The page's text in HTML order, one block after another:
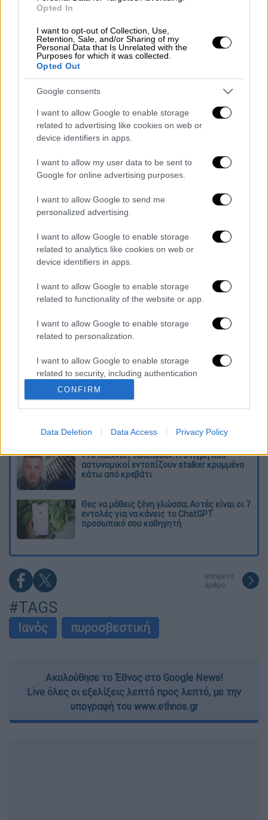
Opted In
I want to opt-out of Collection, Use,
Retention, Sale, and/or Sharing of my
Personal Data that Is Unrelated with the
Purposes for which it was collected.
Opted Out
Google consents
I want to allow Google to enable storage
related to advertising like cookies on web or
device identifiers in apps.
I want to allow my user data to be sent to
Google for online advertising purposes.
I want to allow Google to send me
personalized advertising.
I want to allow Google to enable storage
related to analytics like cookies on web or
device identifiers in apps.
I want to allow Google to enable storage
related to functionality of the website or app.
I want to allow Google to enable storage
related to personalization.
I want to allow Google to enable storage
related to security, including authentication
functionality and fraud prevention, and other
user protection.
CONFIRM
Data Deletion Data Access Privacy Policy
Ζάκυνθο και τη Λευκάδα οι Πυροσβεστικές
Υπηρεσίες έχουν δεχθεί 750 κλήσεις και
μέχρι τώρα έχουν πραγματοποιηθεί
93
διασώσεις, ενώ στη Λαμία, τα Λουτρά
Υπάτης, το Λειανοκλάδι, την Μακρακώμη και
τους Μεξιάτες έχουν πραγματοποιηθεί76
διασώσεις.
Σύμφωνα μεανακοίνωση της Πυροσβεστικής
πλημμυρικών φαινομένων, χωρίς τις
αισθήσεις τους εντοπίστηκαν και
ανασύρθηκαν: μία ηλικιωμένη γυναίκα από
οικία στην Τοπική Κοινότητα Βασιλή στα
Φάρσαλα Θεσσαλίας και ένας άνδρας, 63
ετών, πλησίον του Κέντρου Γενετικής
Βελτίωσης Καρδίτσας ενώ, αγνοούνται οι
παρασύρθηκε στον Πάμισο ποταμό, στο
Μουζάκι Καρδίτσας.
Διαβάστε ακόμη
«Ήταν πολύ σκληρό, αρχίσαμε να
προσευχόμαστε»: Συγκλονιστικές
μαρτυρίες για τον σεισμό των 7,6 Ρίχτερ
στην Κολομβία
Κλέαρχος Μαρουσάκης: Επικίνδυνες οι
περιοχές που θα επηρεαστούν
«Το παιχνίδι τελείωσε»: Η στιγμή που
αστυνομικοί εντοπίζουν stalker κρυμμένο
κάτω από κρεβάτι
Θες να μάθεις ξένη γλώσσα; Αυτές είναι οι 7
εντολές για να κάνεις το ChatGPT
προσωπικό σου καθηγητή
επόμενο
άρθρο
#TAGS
Ιανός πυροσβεστική
Ακολούθησε το Έθνος στο Google News!
Live όλες οι εξελίξεις λεπτό προς λεπτό, με την
υπογραφή του www.ethnos.gr